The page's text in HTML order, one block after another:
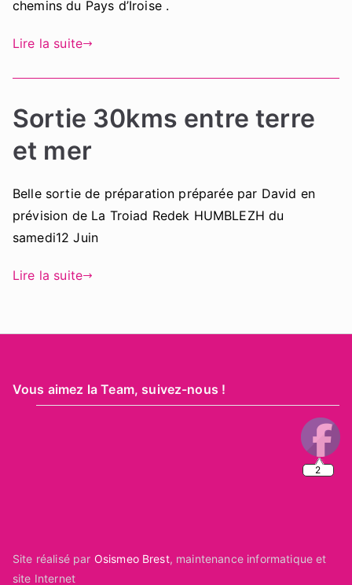
chemins du Pays d’Iroise .
Lire la suite
Sortie 30kms entre terre
et mer
Belle sortie de préparation préparée par David en
prévision de La Troiad Redek HUMBLEZH du
samedi12 Juin
Lire la suite
Vous aimez la Team, suivez-nous !
2
Site réalisé par Osismeo Brest, maintenance informatique et
site Internet